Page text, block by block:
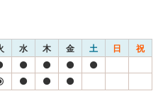
水 木 金 土 日 祝